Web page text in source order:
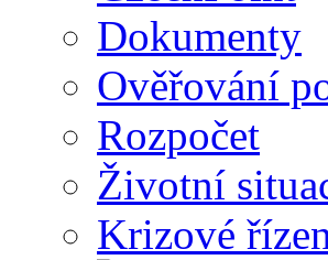
Dokumenty
Ověřování
Rozpočet
Životní
Krizové